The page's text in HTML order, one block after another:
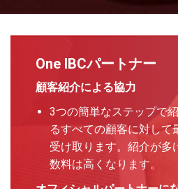
One IBCパートナー
顧客紹介による協力
3つの簡単なステップで
るすべての顧客に対して
受け取ります。紹介が多
数料は高くなります。